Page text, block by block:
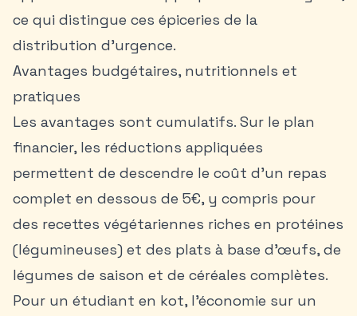
ce qui distingue ces épiceries de la
distribution d’urgence.
Avantages budgétaires, nutritionnels et
pratiques
Les avantages sont cumulatifs. Sur le plan
financier, les réductions appliquées
permettent de descendre le coût d’un repas
complet en dessous de 5€, y compris pour
des recettes végétariennes riches en protéines
(légumineuses) et des plats à base d’œufs, de
légumes de saison et de céréales complètes.
Pour un étudiant en kot, l’économie sur un